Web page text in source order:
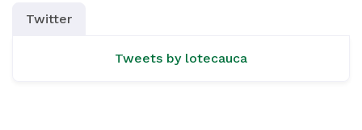
Twitter
Tweets by lotecauca